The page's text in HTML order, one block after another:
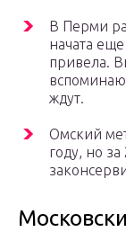
В Перми
начата
привела.
ждут.
Омский
году, но